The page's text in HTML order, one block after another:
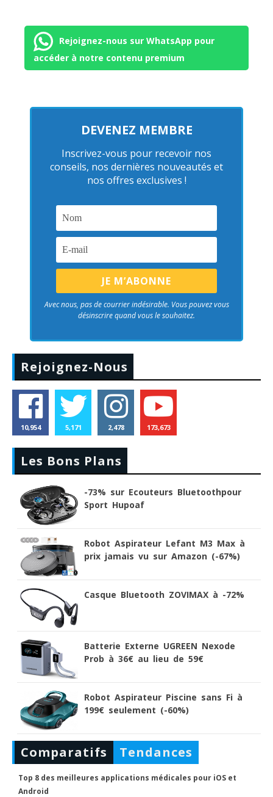
Rejoignez-nous sur WhatsApp pour
accéder à notre contenu premium
DEVENEZ MEMBRE
Inscrivez-vous pour recevoir nos
conseils, nos dernières nouveautés et
nos offres exclusives !
Avec nous, pas de courrier indésirable. Vous pouvez vous
désinscrire quand vous le souhaitez.
Rejoignez-Nous
10,954 5,171 2,478 173,673
Les Bons Plans
-73% sur Ecouteurs Bluetoothpour
Sport Hupoaf
Robot Aspirateur Lefant M3 Max à
prix jamais vu sur Amazon (-67%)
Casque Bluetooth ZOVIMAX à -72%
Batterie Externe UGREEN Nexode
Prob à 36€ au lieu de 59€
Robot Aspirateur Piscine sans Fi à
199€ seulement (-60%)
Comparatifs Tendances
Top 8 des meilleures applications médicales pour iOS et
Android